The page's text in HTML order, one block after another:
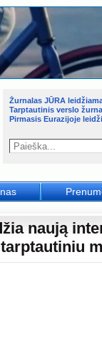
naują
Žurnalas JŪRA
Tarptautinis verslo
Pirmasis Eurazijoje